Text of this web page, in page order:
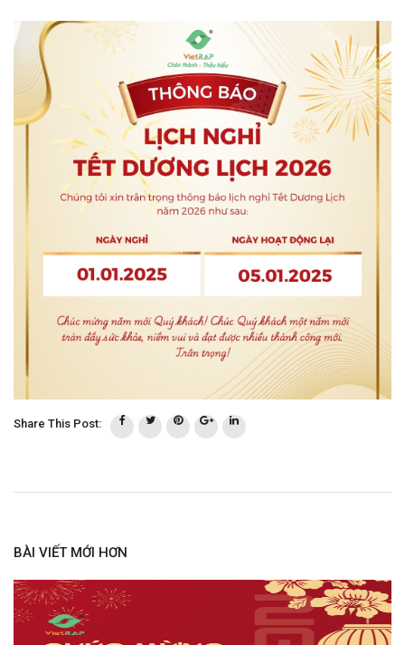
Share This Post:
BÀI VIẾT MỚI HƠN